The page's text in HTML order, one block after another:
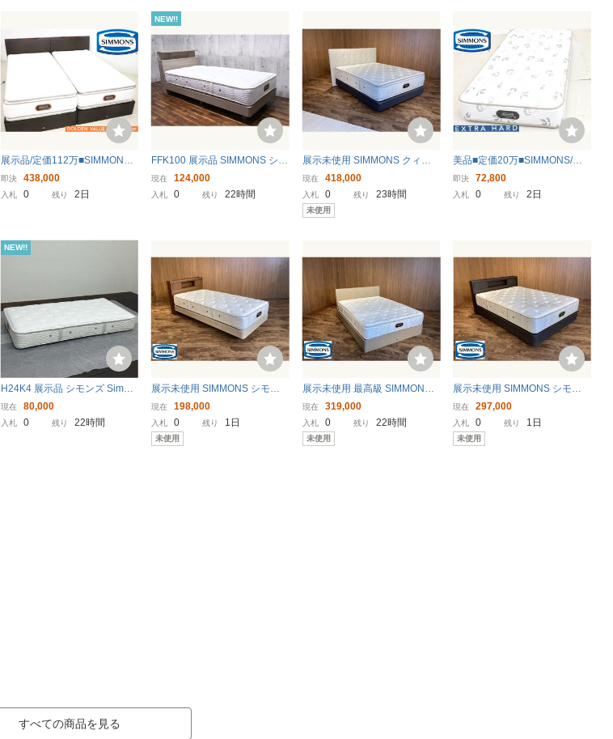
展示品/定価112万■SIMMONS/
シモンズ■超高級■ゴールデンバ
リューピロートッププレミアム
即決 438,000
入札 0 残り 2日
NEW!!
FFK100 展示品 SIMMONS シモ
ンズ ビューティレスト プレミ
アム AA21223 シェルフ2 ベッ
現在 124,000
入札 0 残り 22時間
展示未使用 SIMMONS クィー
ンベッド モンセラートDC 特注
EC(エクリュ色)/Beautyrest Pre
mium 8.25インチカスタムロイ
ヤルマットレス付
現在 418,000
入札 0 残り 23時間
未使用
美品■定価20万■SIMMONS/シ
モンズ■高級■エクストラハード
プレミアム/Extra Hard Premiu
即決 72,800
入札 0 残り 2日
NEW!!
H24K4 展示品 シモンズ Simmo
ns ビューティレスト プレミア
ム ニューフィット シングルマ
現在 80,000
入札 0 残り 22時間
展示未使用 SIMMONS シモン
ズ シングルベッド アーグシェ
ルフⅡDC WN色(L)/シモンズ6.
5インチニューフィットプレミ
アムマットレス付
現在 198,000
入札 0 残り 1日
未使用
展示未使用 最高級 SIMMONS
シモンズ クィーンベッド シャ
ノフ 抽付 GR色/シモンズ 6.5ゴ
ールデンバリューピロートップ
プレミアムマットレ
現在 319,000
入札 0 残り 22時間
未使用
展示未使用 SIMMONS シモン
ズ ダブルベッド アーグ シェル
フⅡDC DK/シモンズ 7.5インチ
エグゼクティブプレミアムマッ
トレス付き
現在 297,000
入札 0 残り 1日
未使用
すべての商品を見る